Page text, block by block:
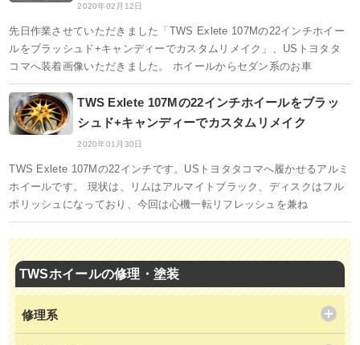
2020年02月12日
先日作業させていただきました「TWS Exlete 107Mの22インチホイー
ルをブラッシュド+キャンディーでカスタムリメイク」、USトヨタタ
コマへ装着画像いただきました。 ホイールからセダン系のお車
TWS Exlete 107Mの22インチホイールをブラッ
シュド+キャンディーでカスタムリメイク
2020年01月30日
TWS Exlete 107Mの22インチです。USトヨタタコマへ履かせるアルミ
ホイールです。 現状は、リムはアルマイトブラック、ディスクはフル
ポリッシュになっており、今回は心機一転リフレッシュを兼ね
TWSホイールの修理・塗装
修理系